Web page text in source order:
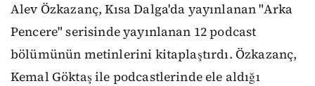
Alev Özkazanç, Kısa Dalga'da yayınlanan "Arka
Pencere" serisinde yayınlanan 12 podcast
bölümünün metinlerini kitaplaştırdı. Özkazanç,
Kemal Göktaş ile podcastlerinde ele aldığı